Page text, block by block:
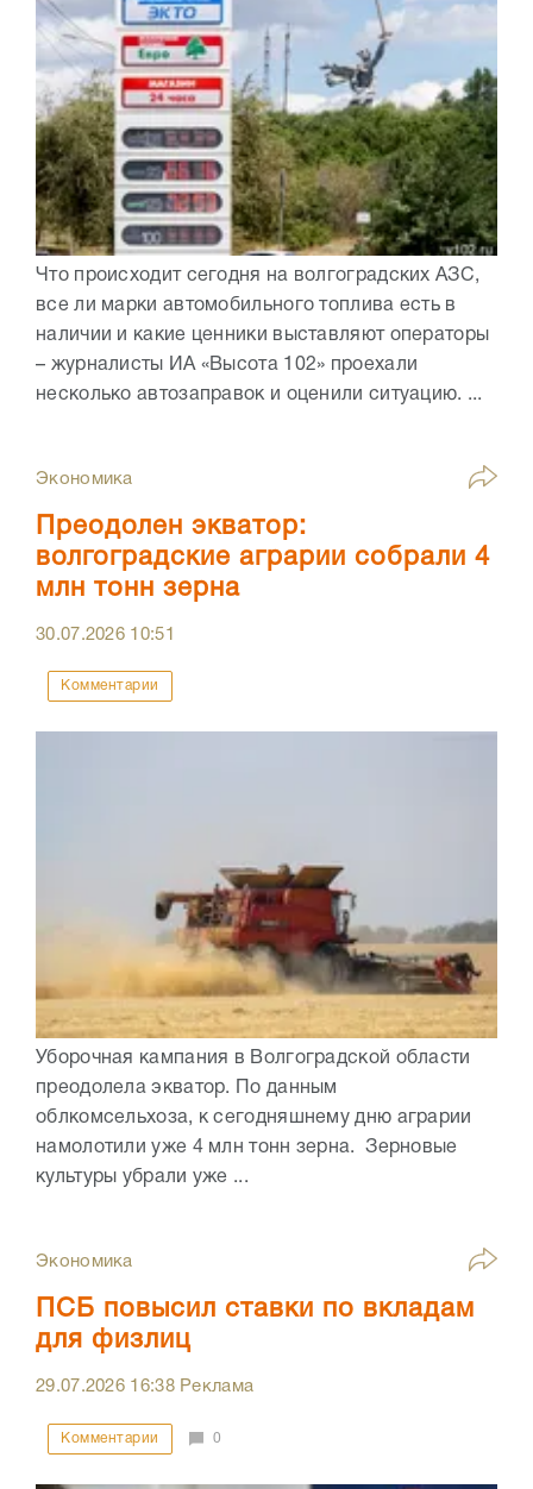
Что происходит сегодня на волгоградских АЗС,
все ли марки автомобильного топлива есть в
наличии и какие ценники выставляют операторы
– журналисты ИА «Высота 102» проехали
несколько автозаправок и оценили ситуацию. ...
Экономика
Преодолен экватор:
волгоградские аграрии собрали 4
млн тонн зерна
30.07.2026 10:51
Комментарии
Уборочная кампания в Волгоградской области
преодолела экватор. По данным
облкомсельхоза, к сегодняшнему дню аграрии
намолотили уже 4 млн тонн зерна. Зерновые
культуры убрали уже ...
Экономика
ПСБ повысил ставки по вкладам
для физлиц
29.07.2026 16:38Реклама
Комментарии 0